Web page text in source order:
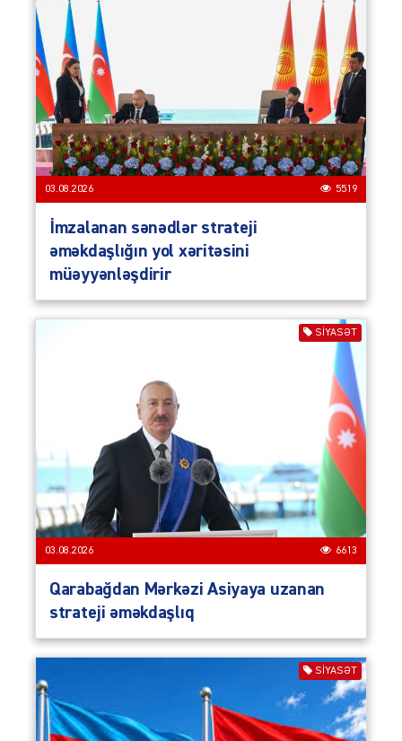
03.08.2026 5519
İmzalanan sənədlər strateji
əməkdaşlığın yol xəritəsini
müəyyənləşdirir
SIYASƏT
03.08.2026 6613
Qarabağdan Mərkəzi Asiyaya uzanan
strateji əməkdaşlıq
SIYASƏT